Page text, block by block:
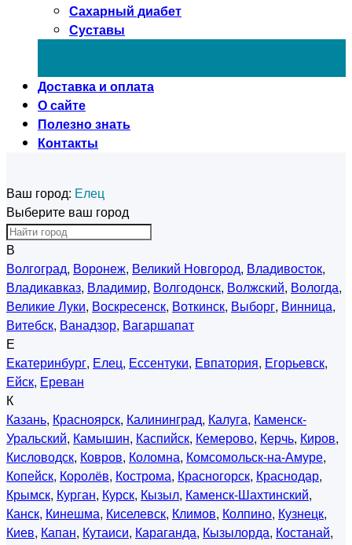
Сахарный диабет
Суставы
Доставка и оплата
О сайте
Полезно знать
Контакты
Ваш город: Елец
Выберите ваш город
В
Волгоград, Воронеж, Великий Новгород, Владивосток,
Владикавказ, Владимир, Волгодонск, Волжский, Вологда,
Великие Луки, Воскресенск, Воткинск, Выборг, Винница,
Витебск, Ванадзор, Вагаршапат
Е
Екатеринбург, Елец, Ессентуки, Евпатория, Егорьевск,
Ейск, Ереван
К
Казань, Красноярск, Калининград, Калуга, Каменск-
Уральский, Камышин, Каспийск, Кемерово, Керчь, Киров,
Кисловодск, Ковров, Коломна, Комсомольск-на-Амуре,
Копейск, Королёв, Кострома, Красногорск, Краснодар,
Крымск, Курган, Курск, Кызыл, Каменск-Шахтинский,
Канск, Кинешма, Киселевск, Климов, Колпино, Кузнецк,
Киев, Капан, Кутаиси, Караганда, Кызылорда, Костанай,